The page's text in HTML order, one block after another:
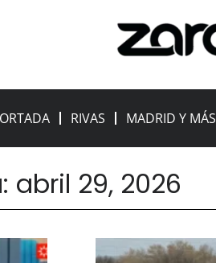
RIVAS MADRID Y MÁS
abril 29, 2026